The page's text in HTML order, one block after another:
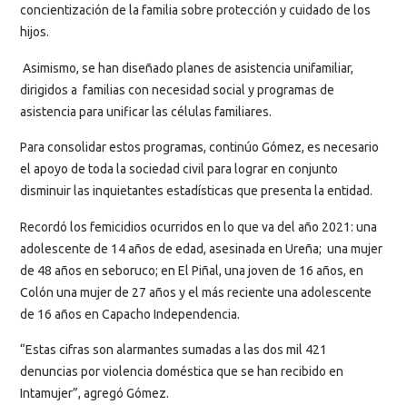
concientización de la familia sobre protección y cuidado de los
hijos.
Asimismo, se han diseñado planes de asistencia unifamiliar,
dirigidos a familias con necesidad social y programas de
asistencia para unificar las células familiares.
Para consolidar estos programas, continúo Gómez, es necesario
el apoyo de toda la sociedad civil para lograr en conjunto
disminuir las inquietantes estadísticas que presenta la entidad.
Recordó los femicidios ocurridos en lo que va del año 2021: una
adolescente de 14 años de edad, asesinada en Ureña; una mujer
de 48 años en seboruco; en El Piñal, una joven de 16 años, en
Colón una mujer de 27 años y el más reciente una adolescente
de 16 años en Capacho Independencia.
“Estas cifras son alarmantes sumadas a las dos mil 421
denuncias por violencia doméstica que se han recibido en
Intamujer”, agregó Gómez.